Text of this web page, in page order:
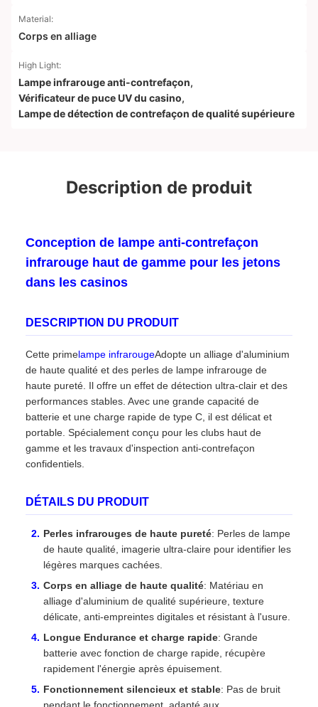
Material:
Corps en alliage
High Light:
Lampe infrarouge anti-contrefaçon,
Vérificateur de puce UV du casino,
Lampe de détection de contrefaçon de qualité supérieure
Description de produit
Conception de lampe anti-contrefaçon
infrarouge haut de gamme pour les jetons
dans les casinos
DESCRIPTION DU PRODUIT
Cette primelampe infrarougeAdopte un alliage d'aluminium
de haute qualité et des perles de lampe infrarouge de
haute pureté. Il offre un effet de détection ultra-clair et des
performances stables. Avec une grande capacité de
batterie et une charge rapide de type C, il est délicat et
portable. Spécialement conçu pour les clubs haut de
gamme et les travaux d'inspection anti-contrefaçon
confidentiels.
DÉTAILS DU PRODUIT
Perles infrarouges de haute pureté: Perles de lampe
de haute qualité, imagerie ultra-claire pour identifier les
légères marques cachées.
Corps en alliage de haute qualité: Matériau en
alliage d'aluminium de qualité supérieure, texture
délicate, anti-empreintes digitales et résistant à l'usure.
Longue Endurance et charge rapide: Grande
batterie avec fonction de charge rapide, récupère
rapidement l'énergie après épuisement.
Fonctionnement silencieux et stable: Pas de bruit